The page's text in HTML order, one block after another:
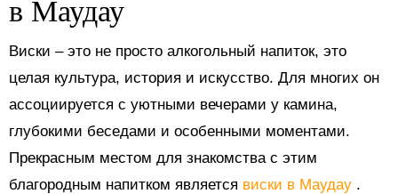
в Маудау
Виски – это не просто алкогольный напиток, это
целая культура, история и искусство. Для многих он
ассоциируется с уютными вечерами у камина,
глубокими беседами и особенными моментами.
Прекрасным местом для знакомства с этим
благородным напитком является виски в Маудау .